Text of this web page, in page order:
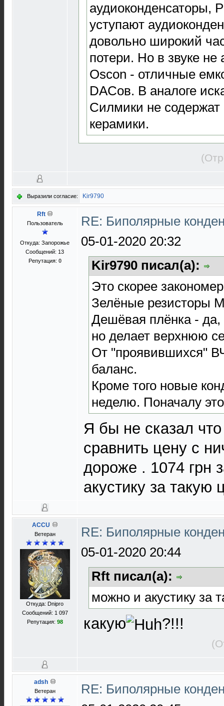
аудиоконденсаторы,
уступают
довольно широкий
потери. Но в звуке не
Oscon - отличные
DACов. В аналоге
Силмики не
керамики.
Выразили согласие: Kir9790
Rft
Пользователь
Откуда: Запорожье
Сообщений: 13
Репутация: 0
RE: Биполярные
05-01-2020 20:32
Kir9790 писал(а):
Это скорее
Зелёные резисторы
Дешёвая плёнка - да,
но делает верхнюю
От "проявившихся"
баланс.
Кроме того новые
неделю. Поначалу
Я бы не сказал
сравнить цену с
дороже . 1074 грн
акустику за такую
ACCU
Ветеран
Откуда: Dnipro
Сообщений: 1 097
Репутация: 98
RE: Биполярные
05-01-2020 20:44
Rft писал(а):
можно и акустику за
какую ?!!!
adsh
Ветеран
RE: Биполярные